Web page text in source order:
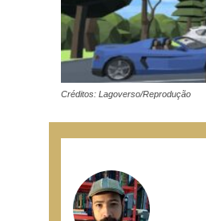
Créditos: Lagoverso/Reprodução